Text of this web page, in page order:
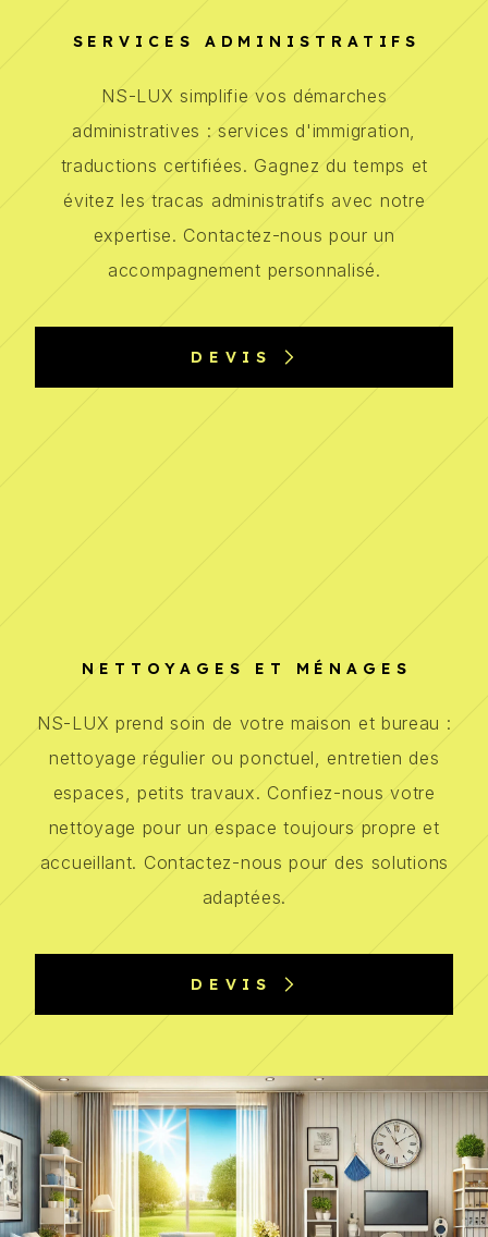
SERVICES ADMINISTRATIFS
NS-LUX simplifie vos démarches
administratives : services d'immigration,
traductions certifiées. Gagnez du temps et
évitez les tracas administratifs avec notre
expertise. Contactez-nous pour un
accompagnement personnalisé.
DEVIS
NETTOYAGES ET MÉNAGES
NS-LUX prend soin de votre maison et bureau :
nettoyage régulier ou ponctuel, entretien des
espaces, petits travaux. Confiez-nous votre
nettoyage pour un espace toujours propre et
accueillant. Contactez-nous pour des solutions
adaptées.
DEVIS